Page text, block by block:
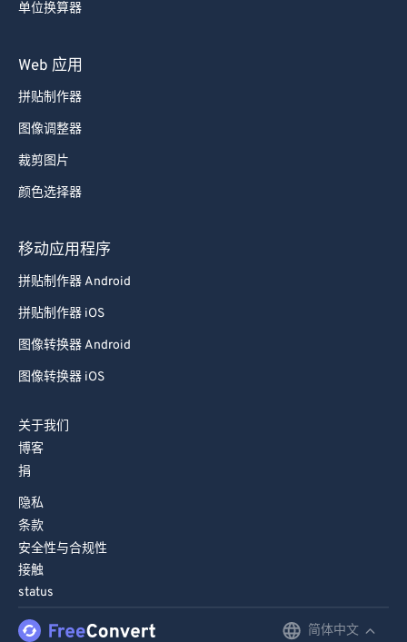
单位换算器
Web 应用
拼贴制作器
图像调整器
裁剪图片
颜色选择器
移动应用程序
拼贴制作器 Android
拼贴制作器 iOS
图像转换器 Android
图像转换器 iOS
关于我们
博客
捐
隐私
条款
安全性与合规性
接触
status
简体中文